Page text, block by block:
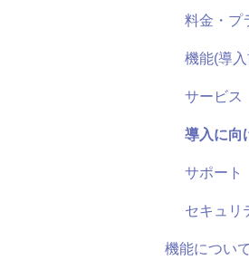
料金・プ
機能(導
サービス
導入に向
サポート
セキュリ
機能について